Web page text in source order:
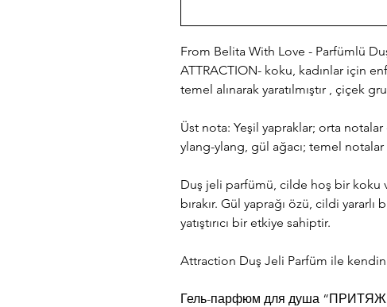
From Belita With Love - Parfümlü
ATTRACTION- koku, kadınlar için
temel alınarak yaratılmıştır , çiçek
Üst nota: Yeşil yapraklar; orta
ylang-ylang, gül ağacı; temel
Duş jeli parfümü, cilde hoş bir koku
bırakır. Gül yaprağı özü, cildi
yatıştırıcı bir etkiye sahiptir.
Attraction Duş Jeli Parfüm ile
Гель-парфюм для душа